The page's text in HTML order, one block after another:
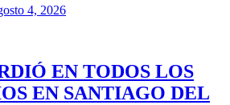
4, 2026
EN TODOS LOS
EN SANTIAGO DEL